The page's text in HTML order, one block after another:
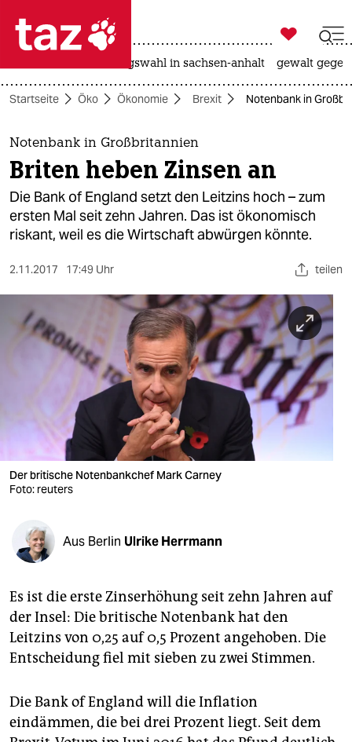
 taz zahl ich
taz zahl ich
themen
politik
öko
sport
berlin
nord
wahrheit
verlag
verlag
shop
unterstützen
abo
epaper login

taz zahl ich
landtagswahl in sachsen-anhalt gewalt
Startseite Öko Ökonomie Brexit Notenbank in
Notenbank in Großbritannien
Briten heben Zinsen an
Die Bank of England setzt den Leitzins hoch – zum
ersten Mal seit zehn Jahren. Das ist ökonomisch
riskant, weil es die Wirtschaft abwürgen könnte.
2.11.2017 17:49 Uhr teilen
Der britische Notenbankchef Mark Carney
Foto: reuters
Aus Berlin Ulrike Herrmann
Es ist die erste Zinserhöhung seit zehn Jahren auf
der Insel: Die britische Notenbank hat den
Leitzins von 0,25 auf 0,5 Prozent angehoben. Die
Entscheidung fiel mit sieben zu zwei Stimmen.
Die Bank of England will die Inflation
eindämmen, die bei drei Prozent liegt. Seit dem